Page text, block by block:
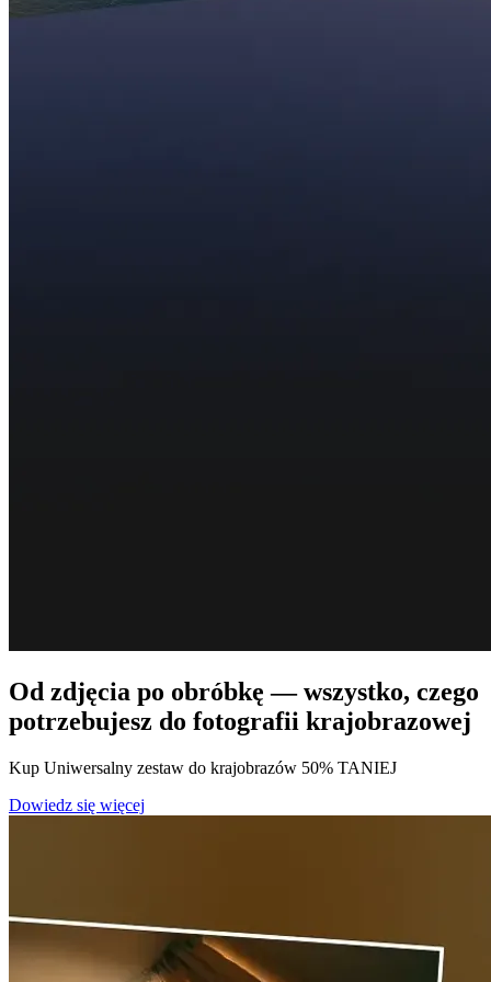
Od zdjęcia po obróbkę — wszystko, czego
potrzebujesz do fotografii krajobrazowej
Kup Uniwersalny zestaw do krajobrazów 50% TANIEJ
Dowiedz się więcej